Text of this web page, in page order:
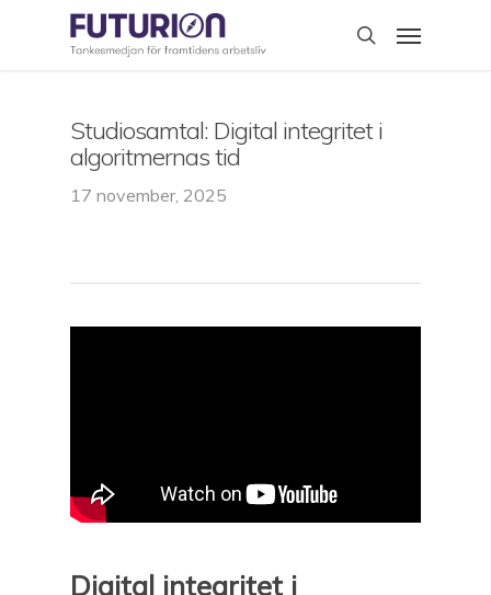
search
Menu
Studiosamtal: Digital integritet i
algoritmernas tid
17 november, 2025
Digital integritet i